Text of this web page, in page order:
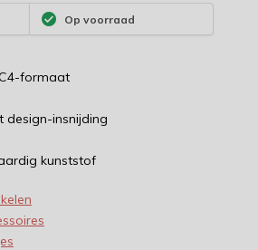
Op voorraad
formaat
design-insnijding
kunststof